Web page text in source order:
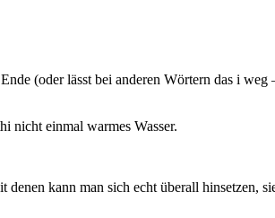
(oder lässt bei anderen Wörtern das i
nicht einmal warmes Wasser.
kann man sich echt überall hinsetzen,